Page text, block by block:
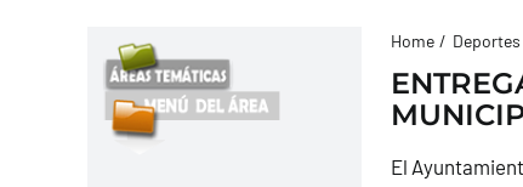
Home Deportes
El